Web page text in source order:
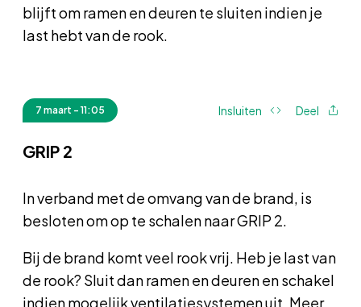
blijft om ramen en deuren te sluiten indien je
last hebt van de rook.
7 maart - 11:05 Insluiten Deel
GRIP 2
In verband met de omvang van de brand, is
besloten om op te schalen naar GRIP 2.
Bij de brand komt veel rook vrij. Heb je last van
de rook? Sluit dan ramen en deuren en schakel
indien mogelijk ventilatiesystemen uit. Meer